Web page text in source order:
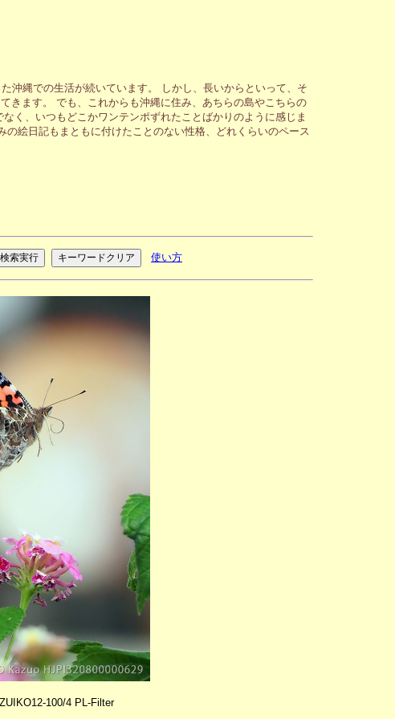
沖縄での生活が続いています。 しかし、長いからといって、そ
きます。 でも、これからも沖縄に住み、あちらの島やこちらの
く、いつもどこかワンテンポずれたことばかりのように感じま
絵日記もまともに付けたことのない性格、どれくらいのペース
使い方
100/4 PL-Filter